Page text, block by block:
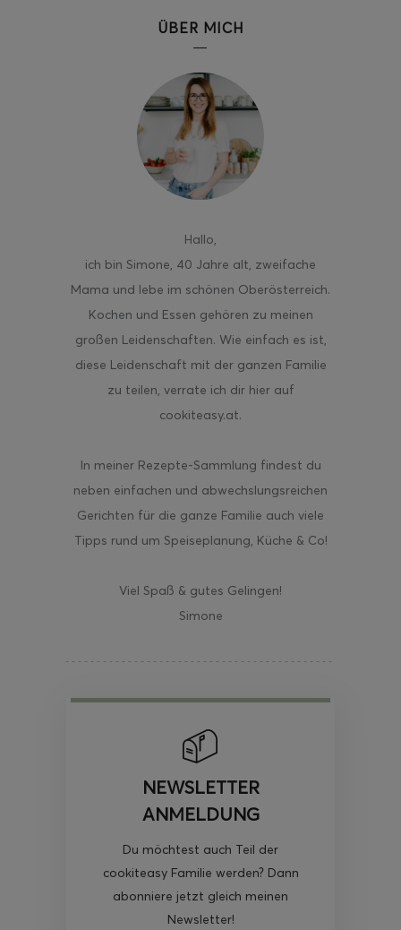
ÜBER MICH
Hallo,
ich bin Simone, 40 Jahre alt, zweifache
Mama und lebe im schönen Oberösterreich.
Kochen und Essen gehören zu meinen
großen Leidenschaften. Wie einfach es ist,
diese Leidenschaft mit der ganzen Familie
zu teilen, verrate ich dir hier auf
cookiteasy.at.
In meiner Rezepte-Sammlung findest du
neben einfachen und abwechslungsreichen
Gerichten für die ganze Familie auch viele
Tipps rund um Speiseplanung, Küche & Co!
Viel Spaß & gutes Gelingen!
Simone
NEWSLETTER
ANMELDUNG
Du möchtest auch Teil der
cookiteasy Familie werden? Dann
abonniere jetzt gleich meinen
Newsletter!